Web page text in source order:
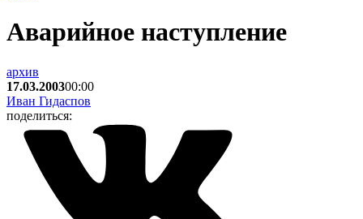
Аварийное наступление
архив
17.03.200300:00
Иван Гидаспов
поделиться: